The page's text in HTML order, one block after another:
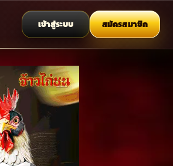
เข้าสู่ระบบ สมัครสมาชิก